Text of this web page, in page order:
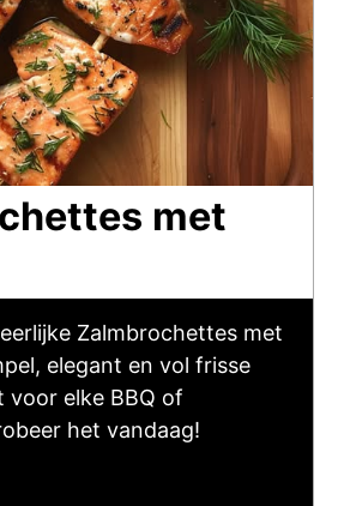
met
Zalmbrochettes met
elegant en vol frisse
voor elke BBQ of
het vandaag!